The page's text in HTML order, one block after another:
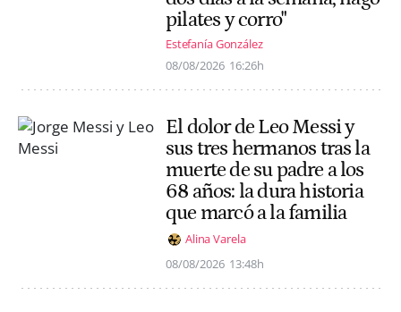
pilates y corro"
Estefanía González
08/08/2026 16:26h
El dolor de Leo Messi y
sus tres hermanos tras la
muerte de su padre a los
68 años: la dura historia
que marcó a la familia
Alina Varela
08/08/2026 13:48h